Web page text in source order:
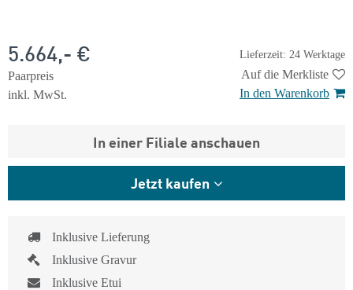
Lieferzeit: 24 Werktage
5.664,- €
Paarpreis
inkl. MwSt.
Auf die Merkliste
In den Warenkorb
In einer Filiale anschauen
Jetzt kaufen
Inklusive Lieferung
Inklusive Gravur
Inklusive Etui